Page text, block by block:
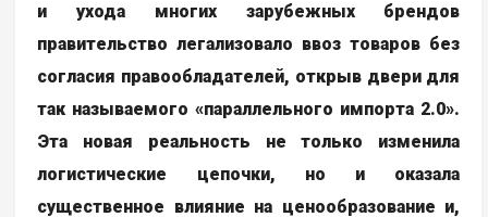
и ухода многих зарубежных брендов
правительство легализовало ввоз товаров без
согласия правообладателей, открыв двери для
так называемого «параллельного импорта 2.0».
Эта новая реальность не только изменила
логистические цепочки, но и оказала
существенное влияние на ценообразование и,